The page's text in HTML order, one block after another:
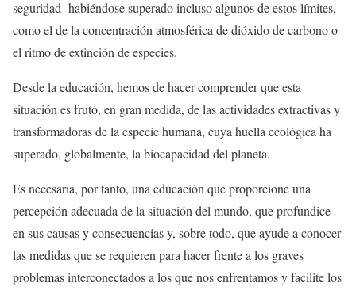
seguridad- habiéndose superado incluso algunos de estos límites,
como el de la concentración atmosférica de dióxido de carbono o
el ritmo de extinción de especies.
Desde la educación, hemos de hacer comprender que esta
situación es fruto, en gran medida, de las actividades extractivas y
transformadoras de la especie humana, cuya huella ecológica ha
superado, globalmente, la biocapacidad del planeta.
Es necesaria, por tanto, una educación que proporcione una
percepción adecuada de la situación del mundo, que profundice
en sus causas y consecuencias y, sobre todo, que ayude a conocer
las medidas que se requieren para hacer frente a los graves
problemas interconectados a los que nos enfrentamos y facilite los